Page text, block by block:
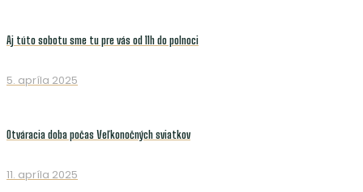
Aj túto sobotu sme tu pre vás od 11h do polnoci
5. apríla 2025
Otváracia doba počas Veľkonočných sviatkov
11. apríla 2025